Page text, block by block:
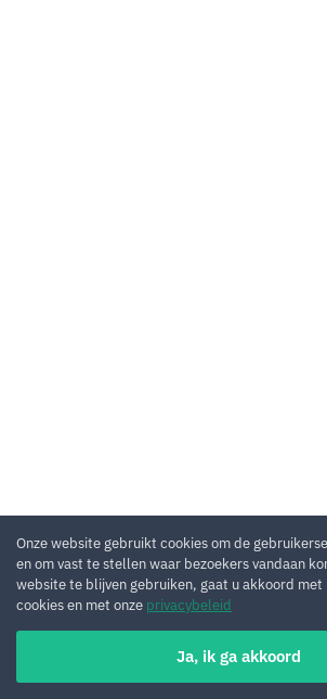
Onze website gebruikt cookies om de
en om vast te stellen waar bezoekers vandaan
website te blijven gebruiken, gaat u akkoord met
cookies en met onze privacybeleid
Ja, ik ga akkoord